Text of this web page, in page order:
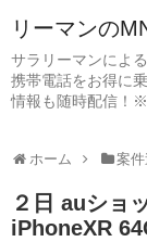
リーマンの
サラリーマンによ
携帯電話をお得に
情報も随時配信！
ホーム 案
２日 auショ
iPhoneXR